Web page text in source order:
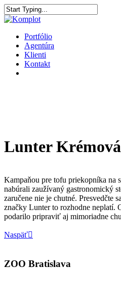
Portfólio
Agentúra
Klienti
Kontakt
Lunter Krémová
Kampaňou pre tofu priekopníka na
nabúrali zaužívaný gastronomický
zaručene nie je chutné. Presvedčte
značky Lunter to rozhodne neplatí.
podarilo pripraviť aj mimoriadne
Naspäť
ZOO Bratislava